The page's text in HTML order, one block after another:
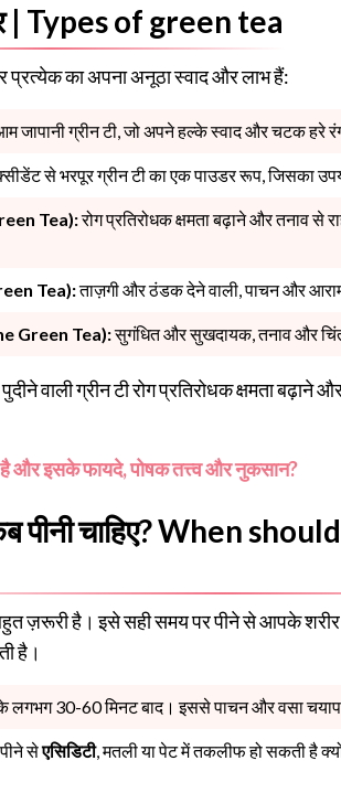
| Types of green tea
प्रत्येक का अपना अनूठा स्वाद और लाभ हैं:
जापानी ग्रीन टी, जो अपने हल्के स्वाद और चटक हरे
से भरपूर ग्रीन टी का एक पाउडर रूप, जिसका
Tea):रोग प्रतिरोधक क्षमता बढ़ाने और तनाव से
Tea):ताज़गी और ठंडक देने वाली, पाचन और
Green Tea):सुगंधित और सुखदायक, तनाव और
वाली ग्रीन टी रोग प्रतिरोधक क्षमता
है और इसके फायदे, पोषक तत्त्व और नुकसान?
पीनी चाहिए? When
ज़रूरी है। इसे सही समय पर पीने से आपके
है।
लगभग 30-60 मिनट बाद। इससे पाचन और वसा
पीने सेएसिडिटी, मतली या पेट में तकलीफ हो सकती है